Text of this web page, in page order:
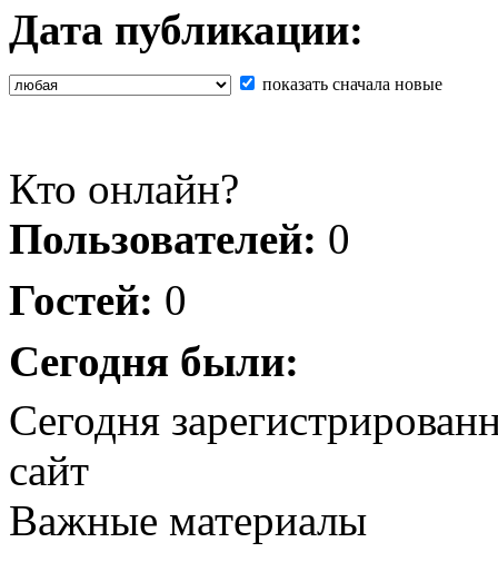
Дата публикации:
показать сначала новые
Кто онлайн?
Пользователей: 0
Гостей: 0
Сегодня были:
Сегодня
сайт
Важные материалы